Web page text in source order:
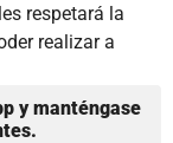
respetará la
realizar a
y manténgase